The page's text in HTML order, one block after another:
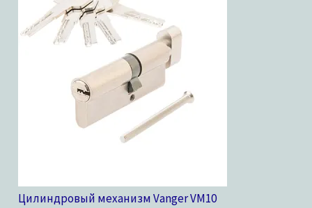
Цилиндровый механизм Vanger VM10